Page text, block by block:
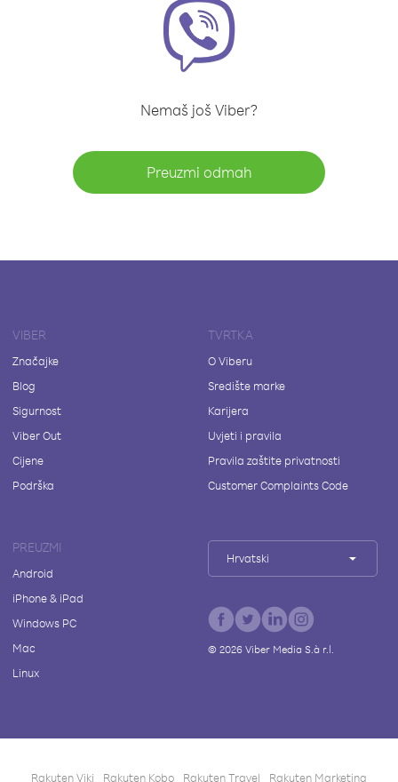
Nemaš još Viber?
Preuzmi odmah
VIBER
Značajke
Blog
Sigurnost
Viber Out
Cijene
Podrška
TVRTKA
O Viberu
Središte marke
Karijera
Uvjeti i pravila
Pravila zaštite privatnosti
Customer Complaints Code
PREUZMI
Android
iPhone & iPad
Windows PC
Mac
Linux
Hrvatski
© 2026Viber Media S.à r.l.
Rakuten Viki Rakuten Kobo Rakuten Travel Rakuten Marketing